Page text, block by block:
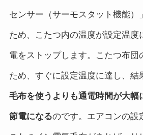
センサー（サーモスタット機能）
ため、こたつ内の温度が設定温度
電をストップします。こたつ布団
ため、すぐに設定温度に達し、結
毛布を使うよりも通電時間が大幅
節電になるのです。エアコンの設